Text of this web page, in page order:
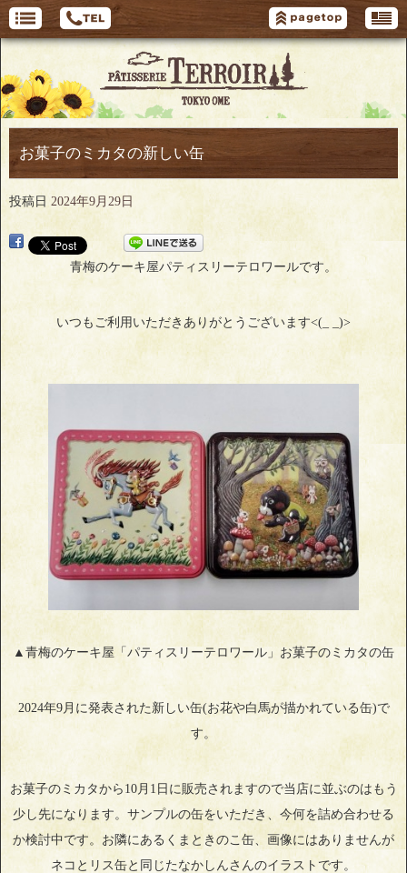
お菓子のミカタの新しい缶
投稿日 2024年9月29日
青梅のケーキ屋パティスリーテロワールです。
いつもご利用いただきありがとうございます<(_ _)>
▲青梅のケーキ屋「パティスリーテロワール」お菓子のミカタの缶
2024年9月に発表された新しい缶(お花や白馬が描かれている缶)で
す。
お菓子のミカタから10月1日に販売されますので当店に並ぶのはもう
少し先になります。サンプルの缶をいただき、今何を詰め合わせる
か検討中です。お隣にあるくまときのこ缶、画像にはありませんが
ネコとリス缶と同じたなかしんさんのイラストです。